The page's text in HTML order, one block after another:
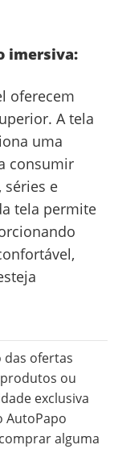
imersiva:
oferecem
A tela
uma
consumir
e
tela permite
ofertas
ou
exclusiva
AutoPapo
alguma